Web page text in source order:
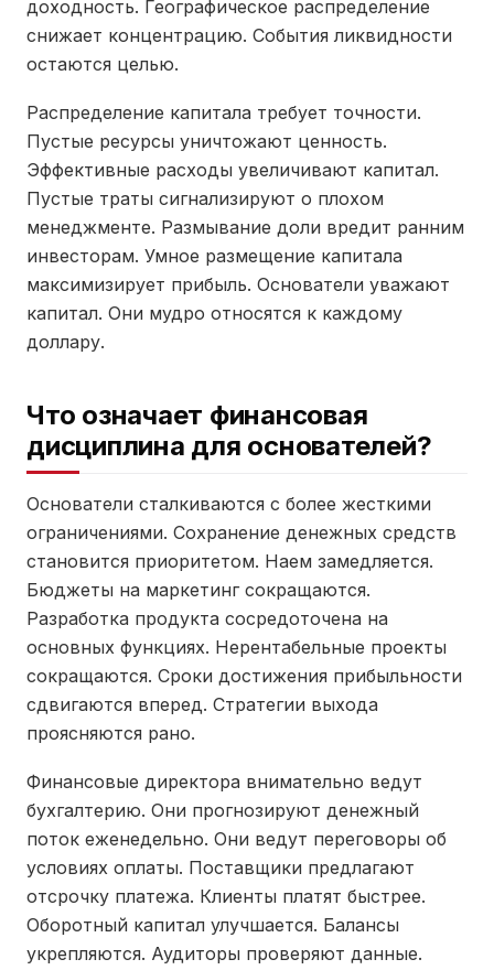
доходность. Географическое распределение
снижает концентрацию. События ликвидности
остаются целью.
Распределение капитала требует точности.
Пустые ресурсы уничтожают ценность.
Эффективные расходы увеличивают капитал.
Пустые траты сигнализируют о плохом
менеджменте. Размывание доли вредит ранним
инвесторам. Умное размещение капитала
максимизирует прибыль. Основатели уважают
капитал. Они мудро относятся к каждому
доллару.
Что означает финансовая
дисциплина для основателей?
Основатели сталкиваются с более жесткими
ограничениями. Сохранение денежных средств
становится приоритетом. Наем замедляется.
Бюджеты на маркетинг сокращаются.
Разработка продукта сосредоточена на
основных функциях. Нерентабельные проекты
сокращаются. Сроки достижения прибыльности
сдвигаются вперед. Стратегии выхода
проясняются рано.
Финансовые директора внимательно ведут
бухгалтерию. Они прогнозируют денежный
поток еженедельно. Они ведут переговоры об
условиях оплаты. Поставщики предлагают
отсрочку платежа. Клиенты платят быстрее.
Оборотный капитал улучшается. Балансы
укрепляются. Аудиторы проверяют данные.